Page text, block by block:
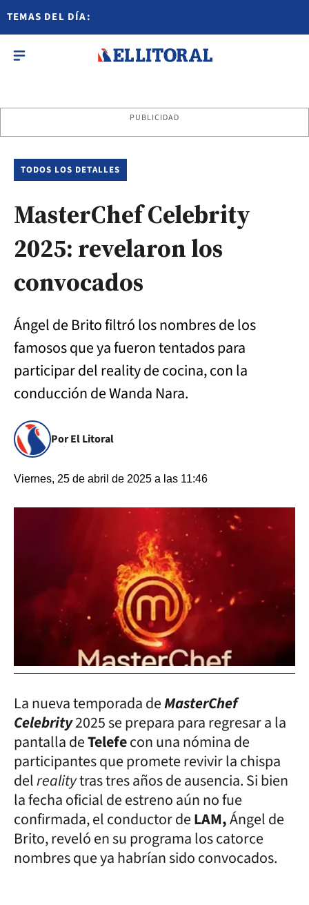
TEMAS DEL DÍA:
PUBLICIDAD
TODOS LOS DETALLES
MasterChef Celebrity
2025: revelaron los
convocados
Ángel de Brito filtró los nombres de los
famosos que ya fueron tentados para
participar del reality de cocina, con la
conducción de Wanda Nara.
Por El Litoral
Viernes, 25 de abril de 2025 a las 11:46
La nueva temporada deMasterChef
Celebrity2025 se prepara para regresar a la
pantalla deTelefecon una nómina de
participantes que promete revivir la chispa
delrealitytras tres años de ausencia. Si bien
la fecha oficial de estreno aún no fue
confirmada, el conductor deLAM,Ángel de
Brito, reveló en su programa los catorce
nombres que ya habrían sido convocados.